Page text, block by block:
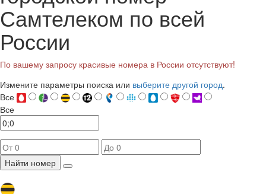
Самтелеком по всей
России
По вашему запросу красивые номера в России отсутствуют!
Измените параметры поиска или выберите другой город.
Все
Все
Найти номер